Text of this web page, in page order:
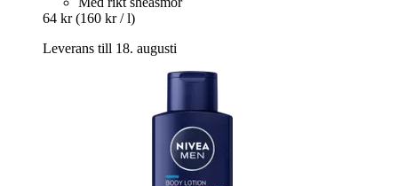
64 kr (160 kr / l)
Leverans till 18. augusti